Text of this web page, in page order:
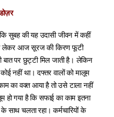
सुबह की यह उदासी जीवन में कहीं
लेकर आज सूरज की किरण फूटी
बात पर छुट्टी मिल जाती है। लेकिन
नहीं था। दफ्तर वालों को मालूम
का वक्त आया है तो उसे टाला नहीं
हो गया है कि सफाई का काम इतना
चलता रहा। कर्मचारियों के